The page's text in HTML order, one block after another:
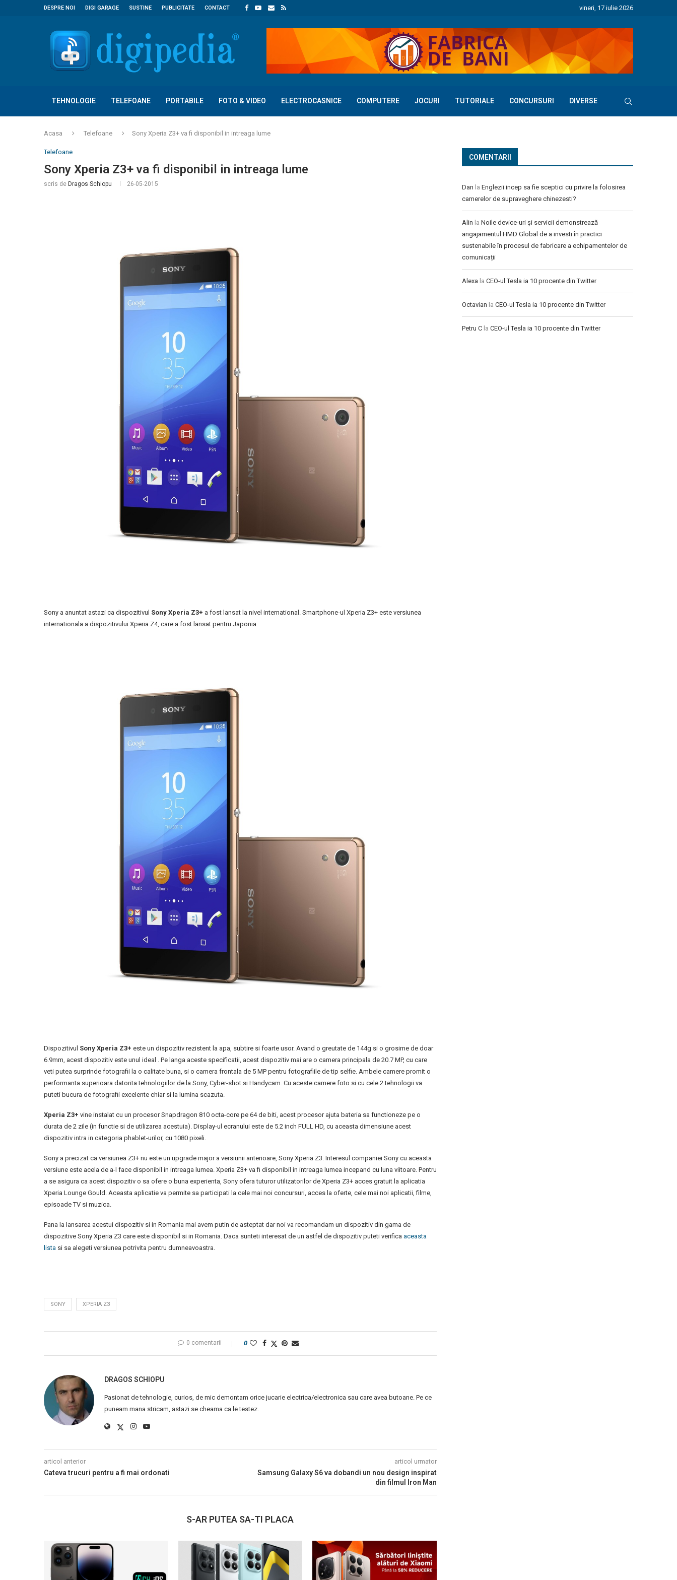
DESPRE NOI DIGI GARAGE SUSTINE PUBLICITATE CONTACT vineri, 17 iulie 2026
TEHNOLOGIE TELEFOANE PORTABILE FOTO & VIDEO ELECTROCASNICE COMPUTERE JOCURI TUTORIALE CONCURSURI DIVERSE
Acasa Telefoane Sony Xperia Z3+ va fi disponibil in intreaga lume
Telefoane
Sony Xperia Z3+ va fi disponibil in intreaga lume
scris de Dragos Schiopu 26-05-2015
Sony a anuntat astazi ca dispozitivul Sony Xperia Z3+ a fost lansat la nivel international. Smartphone-ul Xperia Z3+ este versiunea
internationala a dispozitivului Xperia Z4, care a fost lansat pentru Japonia.
Dispozitivul Sony Xperia Z3+ este un dispozitiv rezistent la apa, subtire si foarte usor. Avand o greutate de 144g si o grosime de doar
6.9mm, acest dispozitiv este unul ideal . Pe langa aceste specificatii, acest dispozitiv mai are o camera principala de 20.7 MP, cu care
veti putea surprinde fotografii la o calitate buna, si o camera frontala de 5 MP pentru fotografiile de tip selfie. Ambele camere promit o
performanta superioara datorita tehnologiilor de la Sony, Cyber-shot si Handycam. Cu aceste camere foto si cu cele 2 tehnologii va
puteti bucura de fotografii excelente chiar si la lumina scazuta.
Xperia Z3+ vine instalat cu un procesor Snapdragon 810 octa-core pe 64 de biti, acest procesor ajuta bateria sa functioneze pe o
durata de 2 zile (in functie si de utilizarea acestuia). Display-ul ecranului este de 5.2 inch FULL HD, cu aceasta dimensiune acest
dispozitiv intra in categoria phablet-urilor, cu 1080 pixeli.
Sony a precizat ca versiunea Z3+ nu este un upgrade major a versiunii anterioare, Sony Xperia Z3. Interesul companiei Sony cu aceasta
versiune este acela de a-l face disponibil in intreaga lumea. Xperia Z3+ va fi disponibil in intreaga lumea incepand cu luna viitoare. Pentru
a se asigura ca acest dispozitiv o sa ofere o buna experienta, Sony ofera tuturor utilizatorilor de Xperia Z3+ acces gratuit la aplicatia
Xperia Lounge Gould. Aceasta aplicatie va permite sa participati la cele mai noi concursuri, acces la oferte, cele mai noi aplicatii, filme,
episoade TV si muzica.
Pana la lansarea acestui dispozitiv si in Romania mai avem putin de asteptat dar noi va recomandam un dispozitiv din gama de
dispozitive Sony Xperia Z3 care este disponibil si in Romania. Daca sunteti interesat de un astfel de dispozitiv puteti verifica aceasta
lista si sa alegeti versiunea potrivita pentru dumneavoastra.
SONY XPERIA Z3
0 comentarii 0
DRAGOS SCHIOPU
Pasionat de tehnologie, curios, de mic demontam orice jucarie electrica/electronica sau care avea butoane. Pe ce
puneam mana stricam, astazi se cheama ca le testez.
articol anterior
Cateva trucuri pentru a fi mai ordonati
articol urmator
Samsung Galaxy S6 va dobandi un nou design inspirat
din filmul Iron Man
S-AR PUTEA SA-TI PLACA
COMENTARII
Dan la Englezii incep sa fie sceptici cu privire la folosirea
camerelor de supraveghere chinezesti?
Alin la Noile device-uri și servicii demonstrează
angajamentul HMD Global de a investi în practici
sustenabile în procesul de fabricare a echipamentelor de
comunicații
Alexa la CEO-ul Tesla ia 10 procente din Twitter
Octavian la CEO-ul Tesla ia 10 procente din Twitter
Petru C la CEO-ul Tesla ia 10 procente din Twitter